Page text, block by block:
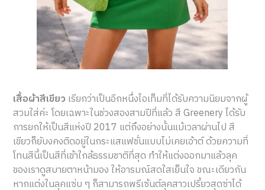
เสื้อผ้าสีเขียว เรียกว่าเป็นอีกหนึ่งไอเท็มที่ได้รับความนิยมจากผู้
สวมใส่ค่ะ โดยเฉพาะในช่วงสองสามปีที่แล้ว สี Greenery ได้รับ
การยกให้เป็นสีแห่งปี 2017 แต่ถึงอย่างนั้นแม้เวลาผ่านไป สี
เขียวก็ยับงคงติดอยู่ในกระแสแฟชั่นแบบไม่เคยเอ้าต์ ด้วยความที่
โทนสีนี้เป็นสีที่เข้าใกล้ธรรมชาติที่สุด ทำให้แต่งออกมาแล้วลุค
ของเราดูสบายตาหน้ามอง ให้อารมณ์สดใสเย็นใจ ขณะเดียวกัน
หากแต่งในลุคแซ่บ ๆ ก็สามารถพรีเซ้นต์ลุคสาวเปรี้ยวสุดซ่าได้